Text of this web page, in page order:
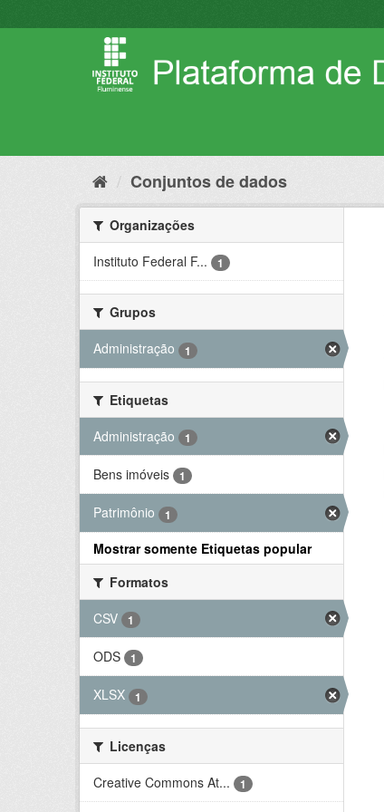
para
Conjuntos de dados
Organizações
Instituto Federal F...
1
Grupos
Administração
1
Etiquetas
Administração
1
Bens imóveis 1
Patrimônio 1
Mostrar somente Etiquetas popular
Formatos
CSV
1
ODS 1
XLSX 1
Licenças
Creative Commons At...
1